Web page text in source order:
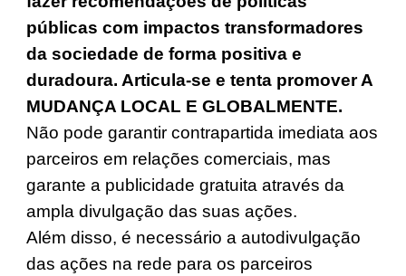
públicas com impactos transformadores
da sociedade de forma positiva e
duradoura. Articula-se e tenta promover A
MUDANÇA LOCAL E GLOBALMENTE.
Não pode garantir contrapartida imediata aos
parceiros em relações comerciais, mas
garante a publicidade gratuita através da
ampla divulgação das suas ações.
Além disso, é necessário a autodivulgação
das ações na rede para os parceiros